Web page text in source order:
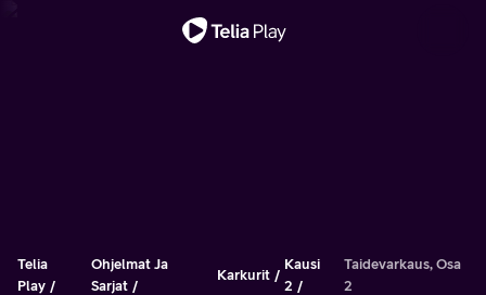
Telia
Play
Ohjelmat Ja
Sarjat
Karkurit
Kausi
2
Taidevarkaus, Osa
2